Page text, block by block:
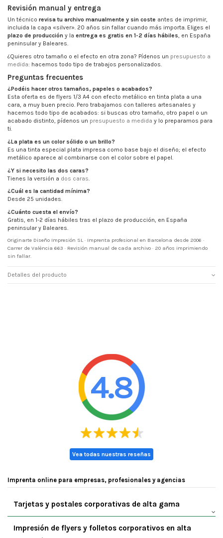
Revisión manual y entrega
Un técnico revisa tu archivo manualmente y sin coste antes de imprimir,
incluida la capa «silver». 20 años sin fallar cuando más importa. Eliges el
plazo de producción y la entrega es gratis en 1-2 días hábiles, en España
peninsular y Baleares.
¿Quieres otro tamaño o el efecto en otra zona? Pídenos un presupuesto a
medida: hacemos todo tipo de trabajos personalizados.
Preguntas frecuentes
¿Podéis hacer otros tamaños, papeles o acabados?
Esta oferta es de flyers 1/3 A4 con efecto metálico en tinta plata a una
cara, a muy buen precio. Pero trabajamos con talleres artesanales y
hacemos todo tipo de acabados: si buscas otro tamaño, otro papel o un
acabado distinto, pídenos un presupuesto a medida y lo preparamos para
ti.
¿La plata es un color sólido o un brillo?
Es una tinta especial plata impresa como base bajo el diseño; el efecto
metálico aparece al combinarse con el color sobre el papel.
¿Y si necesito las dos caras?
Tienes la versión a dos caras
¿Cuál es la cantidad mínima?
Desde 25 unidades.
¿Cuánto cuesta el envío?
Gratis, en 1-2 días hábiles tras el plazo de producción, en España
peninsular y Baleares.
Originarte Diseño Impresión SL · Imprenta profesional en Barcelona desde 2006 ·
Carrer de València 663 · Revisión manual de cada archivo · 20 años imprimiendo
sin fallar.
Detalles del producto
4.8
Vea todas nuestras reseñas
Imprenta online para empresas, profesionales y agencias
Tarjetas y postales corporativas de alta gama
Impresión de flyers y folletos corporativos en alta